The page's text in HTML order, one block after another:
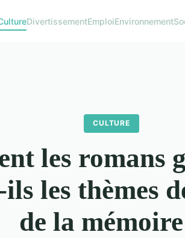
DivertissementEmploiEnvironnement
CULTURE
les romans
les thèmes
de la